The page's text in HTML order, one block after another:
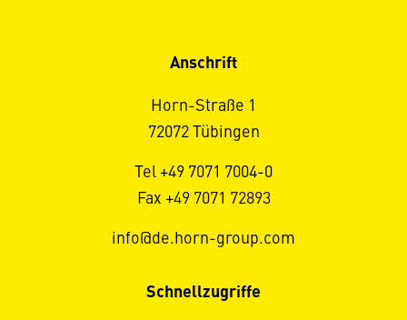
Anschrift
Horn-Straße 1
72072 Tübingen
Tel +49 7071 7004-0
Fax +49 7071 72893
info@de.horn-group.com
Schnellzugriffe